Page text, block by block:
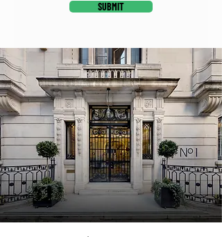
SUBMIT